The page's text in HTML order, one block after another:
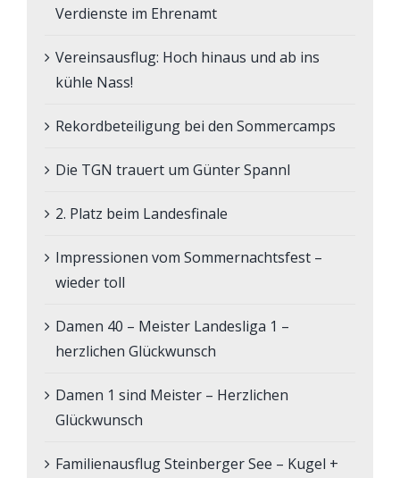
Verdienste im Ehrenamt
Vereinsausflug: Hoch hinaus und ab ins
kühle Nass!
Rekordbeteiligung bei den Sommercamps
Die TGN trauert um Günter Spannl
2. Platz beim Landesfinale
Impressionen vom Sommernachtsfest –
wieder toll
Damen 40 – Meister Landesliga 1 –
herzlichen Glückwunsch
Damen 1 sind Meister – Herzlichen
Glückwunsch
Familienausflug Steinberger See – Kugel +